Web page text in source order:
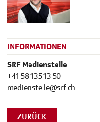
INFORMATIONEN
SRF Medienstelle
+41 58 135 13 50
medienstelle@srf.ch
ZURÜCK